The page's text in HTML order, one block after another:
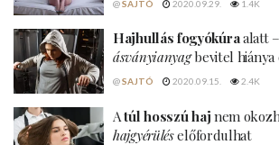
@SAJTÓ 2020.09.29. 1.4K
Hajhullás fogyókúraalatt –
ásványianyagbevitel hiánya
@SAJTÓ 2020.09.15. 2.4K
Atúl hosszú haj nem
hajgyérüléselőfordulhat